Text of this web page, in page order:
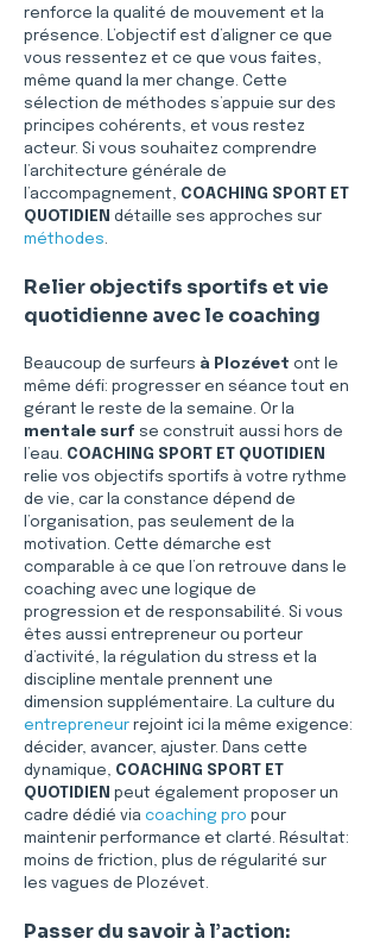
renforce la qualité de mouvement et la
présence. L’objectif est d’aligner ce que
vous ressentez et ce que vous faites,
même quand la mer change. Cette
sélection de méthodes s’appuie sur des
principes cohérents, et vous restez
acteur. Si vous souhaitez comprendre
l’architecture générale de
l’accompagnement, COACHING SPORT ET
QUOTIDIEN détaille ses approches sur
méthodes.
Relier objectifs sportifs et vie
quotidienne avec le coaching
Beaucoup de surfeurs à Plozévet ont le
même défi: progresser en séance tout en
gérant le reste de la semaine. Or la
mentale surf se construit aussi hors de
l’eau. COACHING SPORT ET QUOTIDIEN
relie vos objectifs sportifs à votre rythme
de vie, car la constance dépend de
l’organisation, pas seulement de la
motivation. Cette démarche est
comparable à ce que l’on retrouve dans le
coaching avec une logique de
progression et de responsabilité. Si vous
êtes aussi entrepreneur ou porteur
d’activité, la régulation du stress et la
discipline mentale prennent une
dimension supplémentaire. La culture du
entrepreneur rejoint ici la même exigence:
décider, avancer, ajuster. Dans cette
dynamique, COACHING SPORT ET
QUOTIDIEN peut également proposer un
cadre dédié via coaching pro pour
maintenir performance et clarté. Résultat:
moins de friction, plus de régularité sur
les vagues de Plozévet.
Passer du savoir à l’action: